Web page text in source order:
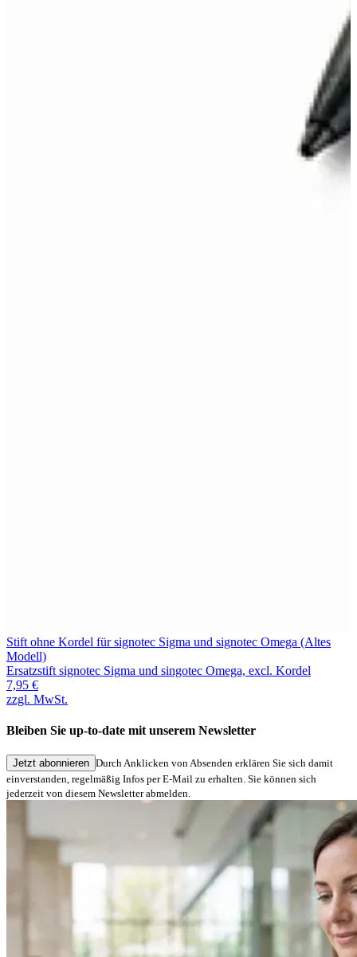
Stift ohne Kordel für signotec Sigma und signotec Omega (Altes
Modell)
Ersatzstift signotec Sigma und singotec Omega, excl. Kordel
7,95 €
zzgl. MwSt.
Bleiben Sie up-to-date mit unserem Newsletter
Jetzt abonnieren Durch Anklicken von Absenden erklären Sie sich damit
einverstanden, regelmäßig Infos per E-Mail zu erhalten. Sie können sich
jederzeit von diesem Newsletter abmelden.